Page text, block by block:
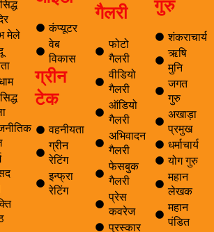
मेले
कंप्यूटर
वेब
विकास
ग्रीन
टेक
वहनीयता
ग्रीन
रेटिंग
इन्फ्रा
रेटिंग
गैलरी
फोटो
गैलरी
वीडियो
गैलरी
ऑडियो
गैलरी
अभिवादन
गैलरी
फेसबुक
गैलरी
प्रेस
कवरेज
पुरस्कार
गुरु
शंकराचार्य
ऋषि
मुनि
जगत
गुरु
अखाड़ा
प्रमुख
धर्माचार्य
योग गुरु
महान
लेखक
महान
पंडित